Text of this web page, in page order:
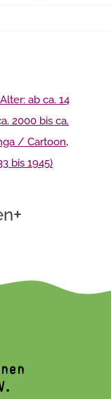
ab ca. 14
2000 bis ca.
/ Cartoon,
bis 1945)
+